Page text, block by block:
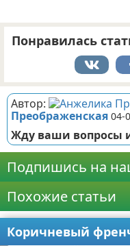
Понравилась
Автор:
Преображенская 04-
Жду ваши вопросы
Подпишись на
Похожие статьи
Коричневый